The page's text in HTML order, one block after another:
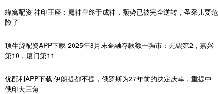
蜂窝配资 神印王座：魔神皇终于成神，颓势已被完全逆转，圣采儿要危
险了
顶牛贷配资APP下载 2025年8月末金融存款额十强市：无锡第2，嘉兴
第10，厦门第11
优配利APP下载 伊朗提都不提，俄罗斯为27年前的决定庆幸，重提中
俄印大三角